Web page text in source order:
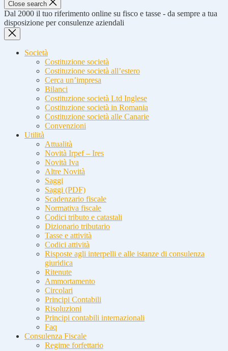
Close search
Dal 2000 il tuo riferimento online su fisco e tasse - da sempre a tua
disposizione per consulenze aziendali
Società
Costituzione società
Costituzione società all’estero
Cerca un’impresa
Bilanci
Costituzione società Ltd Inglese
Costituzione società in Romania
Costituzione società alle Canarie
Convenzioni
Utilità
Attualità
Novità Irpef – Ires
Novità Iva
Altre Novità
Saggi
Saggi (PDF)
Scadenzario fiscale
Normativa fiscale
Codici tributo e catastali
Dizionario tributario
Tasse e attività
Codici attività
Risposte agli interpelli e alle istanze di consulenza
giuridica
Ritenute
Ammortamento
Circolari
Principi Contabili
Risoluzioni
Principi contabili internazionali
Faq
Consulenza Fiscale
Regime forfettario